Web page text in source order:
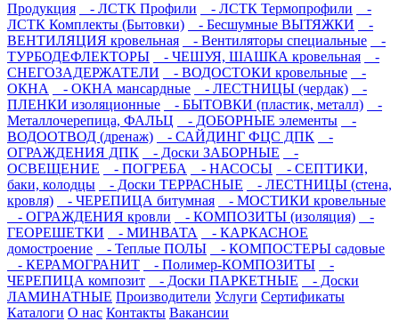
Продукция
- ЛСТК Профили - ЛСТК Термопрофили
-
ЛСТК Комплекты (Бытовки)
- Бесшумные ВЫТЯЖКИ
-
ВЕНТИЛЯЦИЯ кровельная
- Вентиляторы специальные
-
ТУРБОДЕФЛЕКТОРЫ
- ЧЕШУЯ, ШАШКА кровельная
-
СНЕГОЗАДЕРЖАТЕЛИ
- ВОДОСТОКИ кровельные
-
ОКНА
- ОКНА мансардные - ЛЕСТНИЦЫ (чердак)
-
ПЛЕНКИ изоляционные
- БЫТОВКИ (пластик, металл)
-
Металлочерепица, ФАЛЬЦ
- ДОБОРНЫЕ элементы
-
ВОДООТВОД (дренаж)
- САЙДИНГ ФЦС ДПК
-
ОГРАЖДЕНИЯ ДПК
- Доски ЗАБОРНЫЕ
-
ОСВЕЩЕНИЕ
- ПОГРЕБА - НАСОСЫ
- СЕПТИКИ,
баки, колодцы
- Доски ТЕРРАСНЫЕ
- ЛЕСТНИЦЫ (стена,
кровля)
- ЧЕРЕПИЦА битумная
- МОСТИКИ кровельные
- ОГРАЖДЕНИЯ кровли
- КОМПОЗИТЫ (изоляция)
-
ГЕОРЕШЕТКИ
- МИНВАТА
- КАРКАСНОЕ
домостроение
- Теплые ПОЛЫ
- КОМПОСТЕРЫ садовые
- КЕРАМОГРАНИТ
- Полимер-КОМПОЗИТЫ
-
ЧЕРЕПИЦА композит
- Доски ПАРКЕТНЫЕ
- Доски
ЛАМИНАТНЫЕ Производители Услуги Сертификаты
Каталоги О нас Контакты Вакансии